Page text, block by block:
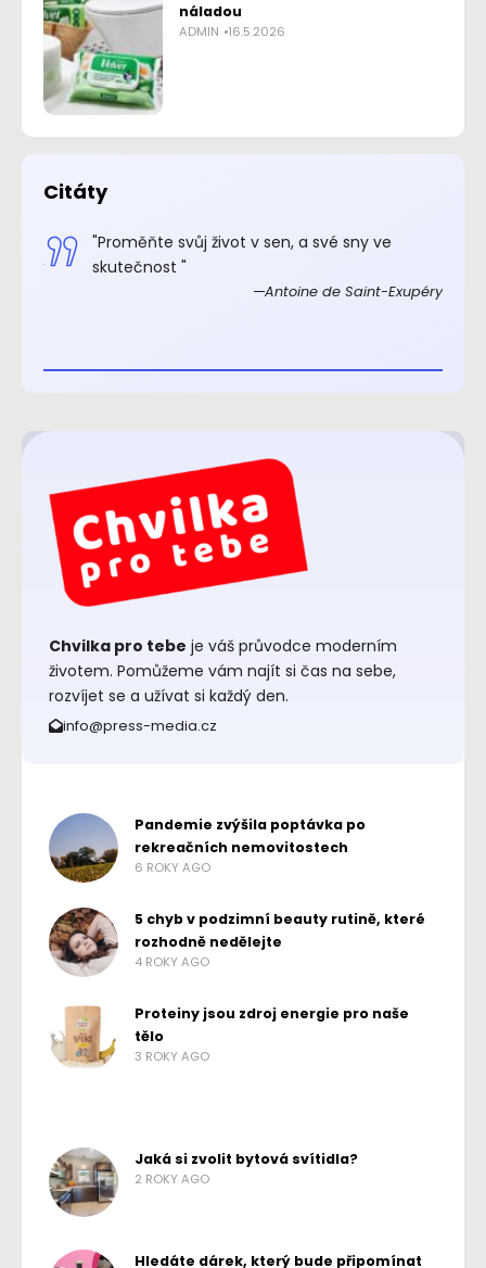
náladou
ADMIN 16.5.2026
Citáty
"Proměňte svůj život v sen, a své sny ve
skutečnost "
Antoine de Saint-Exupéry
Chvilka pro tebe je váš průvodce moderním
životem. Pomůžeme vám najít si čas na sebe,
rozvíjet se a užívat si každý den.
info@press-media.cz
Pandemie zvýšila poptávka po
rekreačních nemovitostech
6 ROKY AGO
5 chyb v podzimní beauty rutině, které
rozhodně nedělejte
4 ROKY AGO
Proteiny jsou zdroj energie pro naše
tělo
3 ROKY AGO
Jaká si zvolit bytová svítidla?
2 ROKY AGO
Hledáte dárek, který bude připomínat